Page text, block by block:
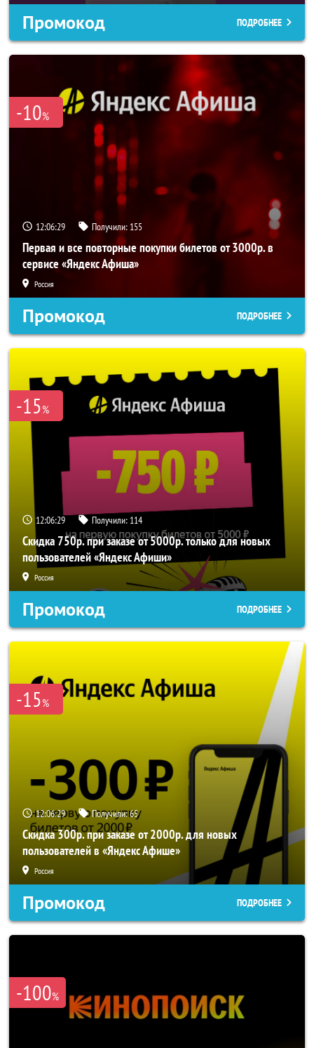
Промокод ПОДРОБНЕЕ
-10%
12:06:29 Получили: 155
Первая и все повторные покупки билетов от 3000р. в
сервисе «Яндекс Афиша»
Россия
Промокод ПОДРОБНЕЕ
-15%
12:06:29 Получили: 114
Скидка 750р. при заказе от 5000р. только для новых
пользователей «Яндекс Афиши»
Россия
Промокод ПОДРОБНЕЕ
-15%
12:06:29 Получили:65
Скидка 300р. при заказе от 2000р. для новых
пользователей в «Яндекс Афише»
Россия
Промокод ПОДРОБНЕЕ
-100%